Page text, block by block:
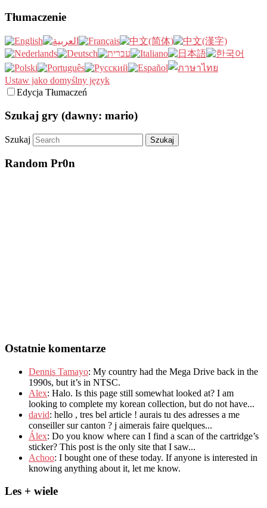
Tłumaczenie
Ustaw jako domyślny język
Edycja Tłumaczeń
Szukaj gry (dawny: mario)
Szukaj
Random Pr0n
Ostatnie komentarze
Dennis Tamayo: My country had the Mega Drive back in the
1990s, but it’s in NTSC.
Alex: Halo. Is this page still somewhat looked at? I am
looking to complete my korean collection, but do not have...
david: hello , tres bel article ! aurais tu des adresses a me
conseiller sur canton ? j aimerais faire quelques...
Álex: Do you know where can I find a scan of the cartridge’s
sticker? This post is the only site that I saw...
Achoo: I bought one of these today. If anyone is interested in
knowing anything about it, let me know.
Les + wiele